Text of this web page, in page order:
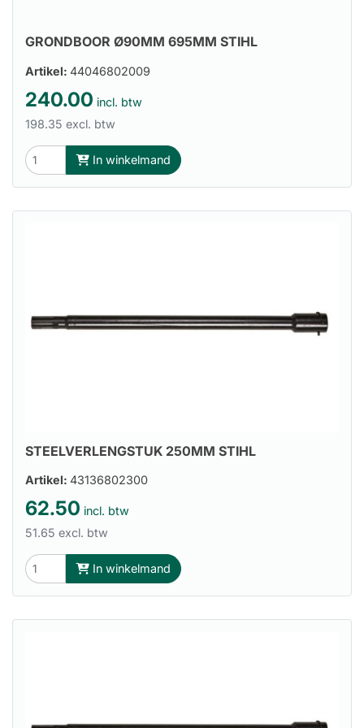
GRONDBOOR Ø90MM 695MM STIHL
Artikel: 44046802009
240.00 incl. btw
198.35 excl. btw
In winkelmand
STEELVERLENGSTUK 250MM STIHL
Artikel: 43136802300
62.50 incl. btw
51.65 excl. btw
In winkelmand